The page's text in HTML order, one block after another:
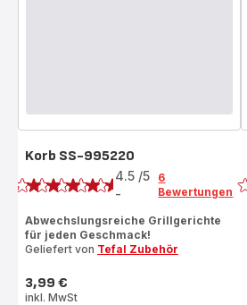
Korb SS-995220
Bewertung
4.5 /5
-
6
Bewertungen
Abwechslungsreiche Grillgerichte
für jeden Geschmack!
Geliefert von Tefal Zubehör
Preis
3,99 €
inkl. MwSt